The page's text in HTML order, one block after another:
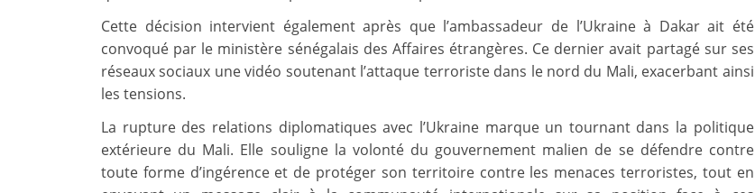
Cette décision intervient également après que l’ambassadeur de l’Ukraine à Dakar ait été
convoqué par le ministère sénégalais des Affaires étrangères. Ce dernier avait partagé sur ses
réseaux sociaux une vidéo soutenant l’attaque terroriste dans le nord du Mali, exacerbant ainsi
les tensions.
La rupture des relations diplomatiques avec l’Ukraine marque un tournant dans la politique
extérieure du Mali. Elle souligne la volonté du gouvernement malien de se défendre contre
toute forme d’ingérence et de protéger son territoire contre les menaces terroristes, tout en